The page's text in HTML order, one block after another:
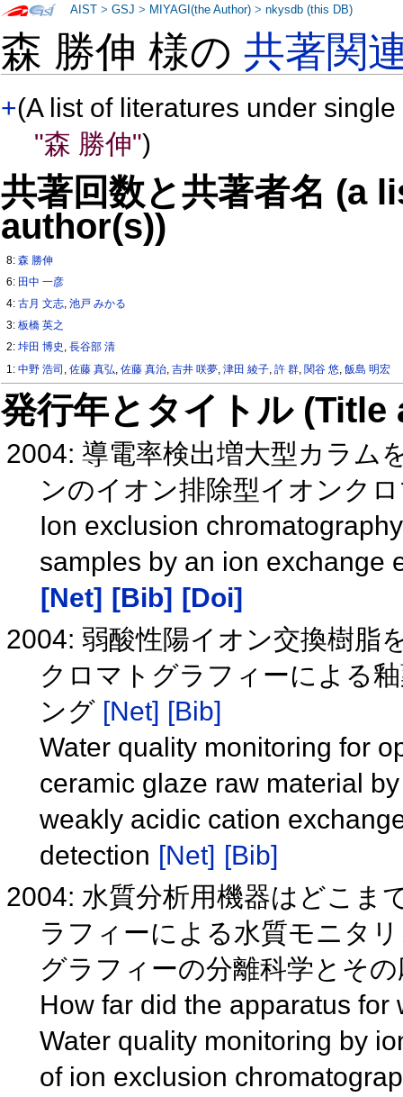
森 勝伸 様の共著関
+(A list of literatures under
"森 勝伸")
共著回数と共著者名 (a
author(s))
8:森 勝伸
6: 田中 一彦
4:古月 文志,池戸 みかる
3:板橋 英之
2:垰田 博史 ,長谷部 清
1:中野 浩司 ,佐藤 真弘 ,佐藤 真治 ,吉井 咲夢 ,津田 綾子 ,許 群 ,関谷 悠 ,飯島 明宏
発行年とタイトル
2004: 導電率検出増大型カラム
ンのイオン排除型イオンク
Ion exclusion
samples by an ion exchange
[Net]
[Bib]
[Doi]
2004: 弱酸性陽イオン交換樹脂
クロマトグラフィーによる
ング [Net] [Bib]
Water quality monitoring for
ceramic glaze raw material
weakly acidic cation
detection [Net] [Bib]
2004: 水質分析用機器はどこま
ラフィーによる水質モニタ
グラフィーの分離科学とそ
How far did the apparatus
Water quality monitoring by
of ion exclusion
AIST >GSJ > MIYAGI(the Author) >nkysdb (this DB)